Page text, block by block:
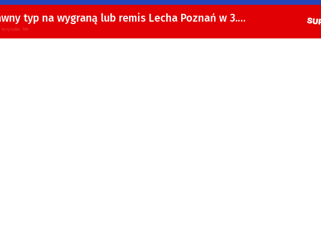
typ na wygraną lub remis Lecha Poznań w 3.
to ryzyko. 18+